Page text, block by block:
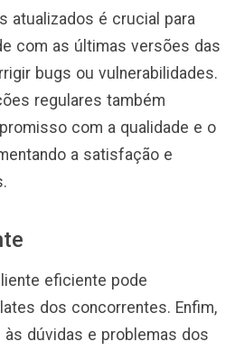
atualizados é crucial para
com as últimas versões das
bugs ou vulnerabilidades.
regulares também
com a qualidade e o
a satisfação e
eficiente pode
dos concorrentes. Enfim,
às dúvidas e problemas dos